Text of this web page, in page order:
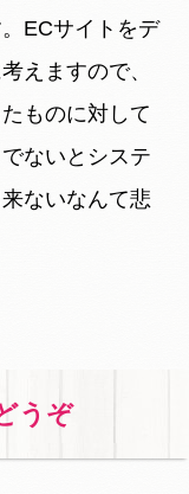
ECサイトをデ
えますので、
ものに対して
ないとシステ
ないなんて悲
うぞ